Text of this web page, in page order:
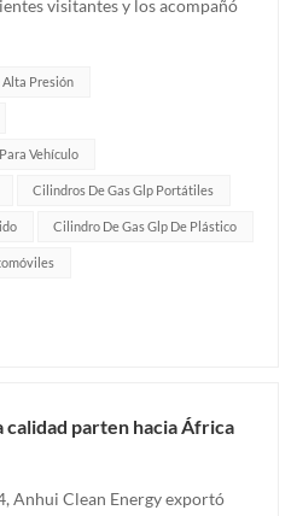
visitantes y los acompañó
y un alto nivel de atención
han adquirido un con...
Presión
Vehículo
Cilindros De Gas Glp Portátiles
Cilindro De Gas Glp De Plástico
calidad parten hacia África
Anhui Clean Energy exportó